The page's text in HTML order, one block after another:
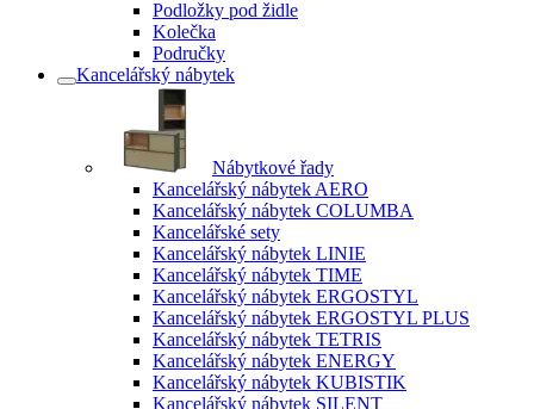
Podložky pod židle
Kolečka
Područky
Kancelářský nábytek
Nábytkové řady
Kancelářský nábytek AERO
Kancelářský nábytek COLUMBA
Kancelářské sety
Kancelářský nábytek LINIE
Kancelářský nábytek TIME
Kancelářský nábytek ERGOSTYL
Kancelářský nábytek ERGOSTYL PLUS
Kancelářský nábytek TETRIS
Kancelářský nábytek ENERGY
Kancelářský nábytek KUBISTIK
Kancelářský nábytek SILENT